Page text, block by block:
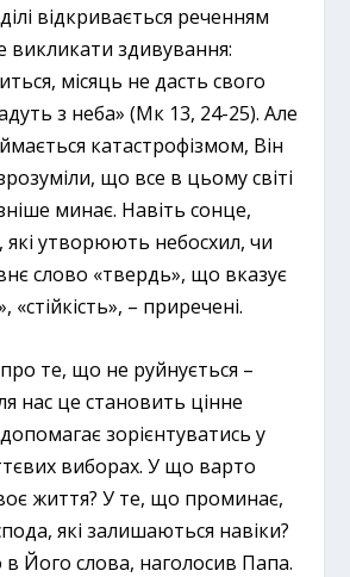
відкривається реченням
викликати здивування:
місяць не дасть свого
з неба» (Мк 13, 24-25). Але
катастрофізмом, Він
що все в цьому світі
минає. Навіть сонце,
які утворюють небосхил, чи
слово «твердь», що вказує
«стійкість», – приречені.
те, що не руйнується –
нас це становить цінне
зорієнтуватись у
виборах. У що варто
життя? У те, що проминає,
які залишаються навіки?
Його слова, наголосив Папа.